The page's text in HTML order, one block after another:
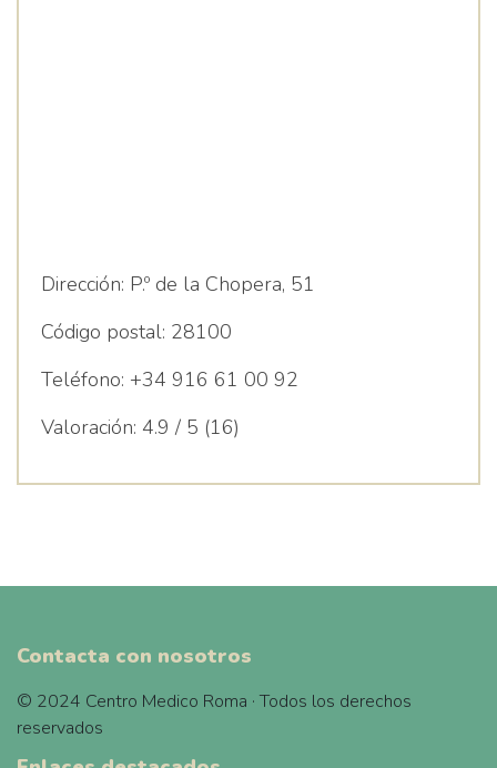
Dirección: P.º de la Chopera, 51
Código postal: 28100
Teléfono: +34 916 61 00 92
Valoración: 4.9 / 5 (16)
Contacta con nosotros
© 2024 Centro Medico Roma · Todos los derechos
reservados